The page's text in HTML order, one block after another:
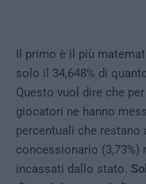
Il primo è il più
solo il 34,648% di
Questo vuol dire che
giocatori ne hanno
percentuali che restano
concessionario
incassati dallo stato.